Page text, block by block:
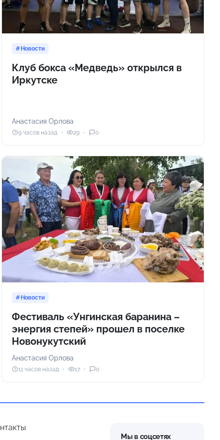
Новости
Клуб бокса «Медведь» открылся в
Иркутске
Анастасия Орлова
9 часов назад 29 0
Новости
Фестиваль «Унгинская баранина –
энергия степей» прошел в поселке
Новонукутский
Анастасия Орлова
11 часов назад 17 0
Мы в соцсетях